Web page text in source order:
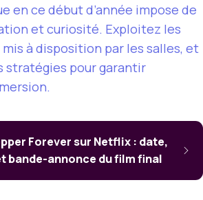
en ce début d’année impose de
et curiosité. Exploitez les
à disposition par les salles, et
stratégies pour garantir
Forever sur Netflix : date,
bande-annonce du film final